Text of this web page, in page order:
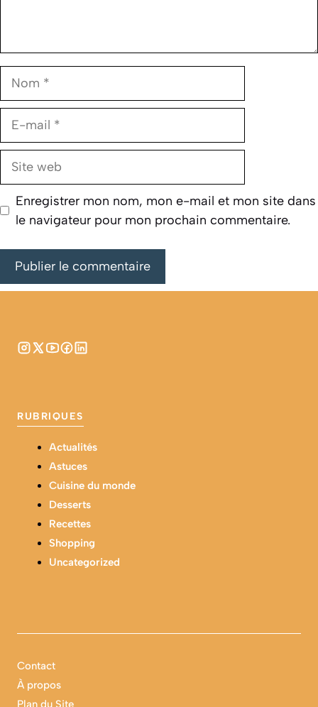
Nom
E-
Site
Enregistrer mon nom, mon e-mail et mon site dans
le navigateur pour mon prochain commentaire.
RUBRIQUES
Actualités
Astuces
Cuisine du monde
Desserts
Recettes
Shopping
Uncategorized
Contact
À propos